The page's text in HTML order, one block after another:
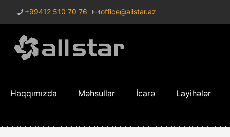
+99412 510 70 76 office@allstar.az
Haqqımızda Məhsullar İcarə Layihələr